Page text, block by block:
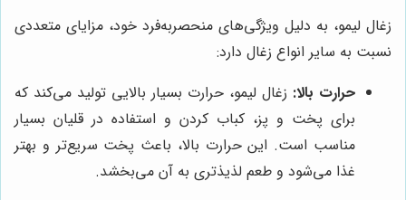
زغال لیمو، به دلیل ویژگی‌های منحصربه‌فرد خود، مزایای متعددی
نسبت به سایر انواع زغال دارد:
حرارت بالا: زغال لیمو، حرارت بسیار بالایی تولید می‌کند که
برای پخت و پز، کباب کردن و استفاده در قلیان بسیار
مناسب است. این حرارت بالا، باعث پخت سریع‌تر و بهتر
غذا می‌شود و طعم لذیذتری به آن می‌بخشد.